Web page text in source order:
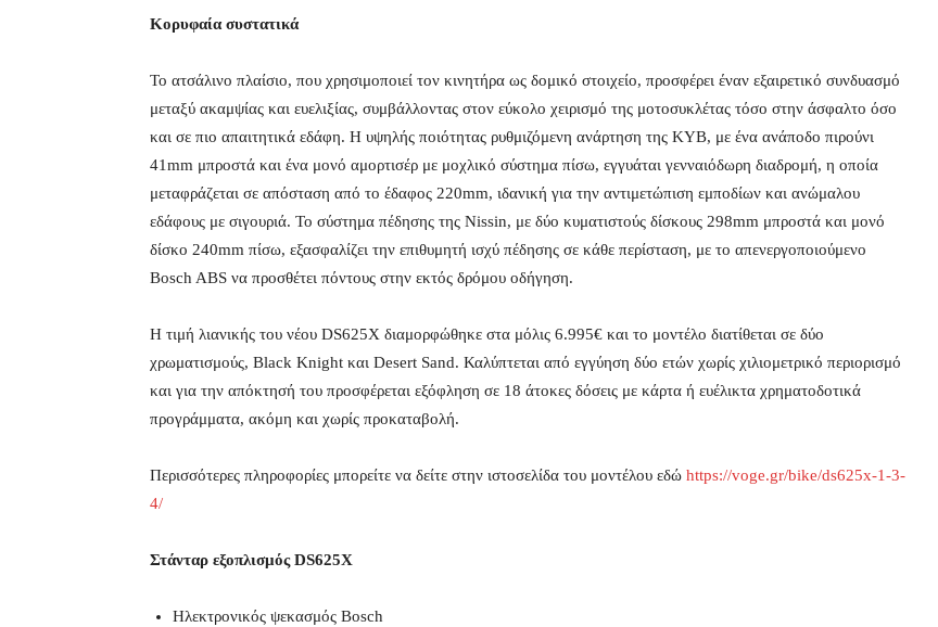
Κορυφαία συστατικά
Το ατσάλινο πλαίσιο, που χρησιμοποιεί τον κινητήρα ως δομικό στοιχείο, προσφέρει έναν εξαιρετικό συνδυασμό
μεταξύ ακαμψίας και ευελιξίας, συμβάλλοντας στον εύκολο χειρισμό της μοτοσυκλέτας τόσο στην άσφαλτο όσο
και σε πιο απαιτητικά εδάφη. Η υψηλής ποιότητας ρυθμιζόμενη ανάρτηση της KYB, με ένα ανάποδο πιρούνι
41mm μπροστά και ένα μονό αμορτισέρ με μοχλικό σύστημα πίσω, εγγυάται γενναιόδωρη διαδρομή, η οποία
μεταφράζεται σε απόσταση από το έδαφος 220mm, ιδανική για την αντιμετώπιση εμποδίων και ανώμαλου
εδάφους με σιγουριά. Το σύστημα πέδησης της Nissin, με δύο κυματιστούς δίσκους 298mm μπροστά και μονό
δίσκο 240mm πίσω, εξασφαλίζει την επιθυμητή ισχύ πέδησης σε κάθε περίσταση, με το απενεργοποιούμενο
Bosch ABS να προσθέτει πόντους στην εκτός δρόμου οδήγηση.
Η τιμή λιανικής του νέου DS625X διαμορφώθηκε στα μόλις 6.995€ και το μοντέλο διατίθεται σε δύο
χρωματισμούς, Black Knight και Desert Sand. Καλύπτεται από εγγύηση δύο ετών χωρίς χιλιομετρικό περιορισμό
και για την απόκτησή του προσφέρεται εξόφληση σε 18 άτοκες δόσεις με κάρτα ή ευέλικτα χρηματοδοτικά
προγράμματα, ακόμη και χωρίς προκαταβολή.
Περισσότερες πληροφορίες μπορείτε να δείτε στην ιστοσελίδα του μοντέλου εδώ https://voge.gr/bike/ds625x-1-3-
4/
Στάνταρ εξοπλισμός DS625X
Ηλεκτρονικός ψεκασμός Bosch